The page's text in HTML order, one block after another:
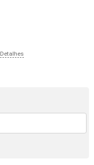
Detalhes